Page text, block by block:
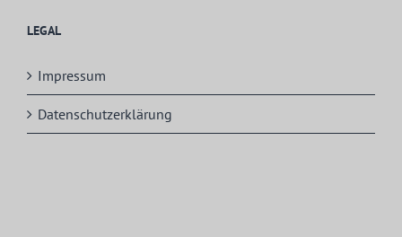
LEGAL
Impressum
Datenschutzerklärung